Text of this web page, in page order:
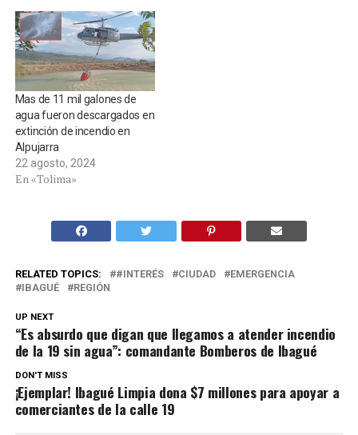
Mas de 11 mil galones de
agua fueron descargados en
extinción de incendio en
Alpujarra
22 agosto, 2024
En «Tolima»
RELATED TOPICS: #INTERÉS CIUDAD
EMERGENCIA
IBAGUÉ
REGIÓN
UP NEXT
“Es absurdo que digan que llegamos a atender incendio
de la 19 sin agua”: comandante Bomberos de Ibagué
DON'T MISS
¡Ejemplar! Ibagué Limpia dona $7 millones para apoyar a
comerciantes de la calle 19